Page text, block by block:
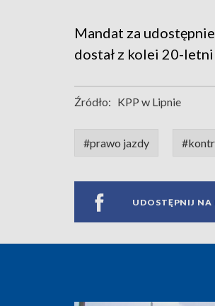
Mandat za
dostał z kolei 20-letni
Źródło: KPP w Lipnie
#prawo jazdy
UDOSTĘPNIJ NA